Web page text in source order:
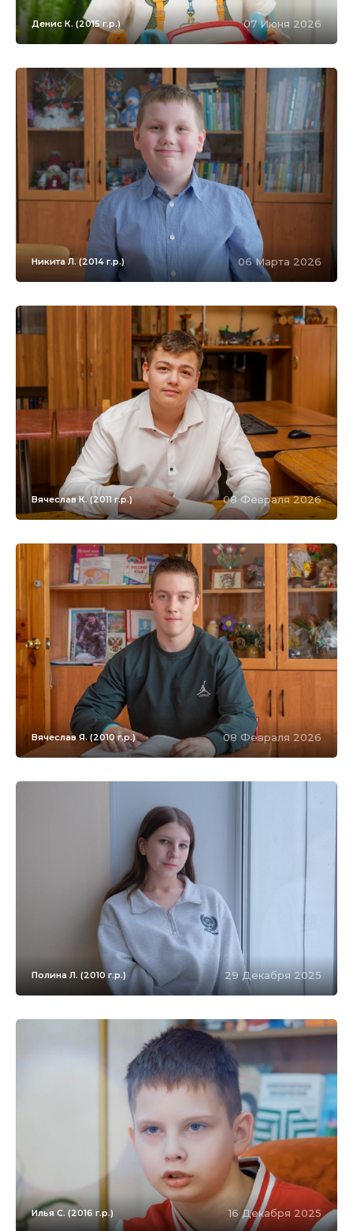
Денис К. (2015 г.р.) 07 Июня 2026
Никита Л. (2014 г.р.) 06 Марта 2026
Вячеслав К. (2011 г.р.) 08 Февраля 2026
Вячеслав Я. (2010 г.р.) 08 Февраля 2026
Полина Л. (2010 г.р.) 29 Декабря 2025
Илья С. (2016 г.р.) 16 Декабря 2025